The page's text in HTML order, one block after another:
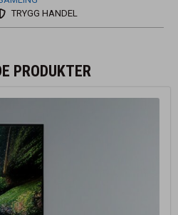
TRYGG HANDEL
PRODUKTER